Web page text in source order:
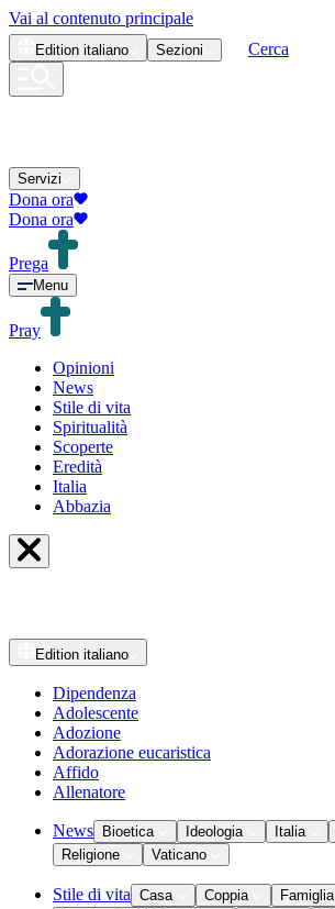
Vai al contenuto principale
Edition italiano Sezioni Cerca
Servizi
Dona ora
Dona ora
Prega
Menu
Pray
Opinioni
News
Stile di vita
Spiritualità
Scoperte
Eredità
Italia
Abbazia
Edition italiano
Dipendenza
Adolescente
Adozione
Adorazione eucaristica
Affido
Allenatore
News Bioetica Ideologia Italia
Religione
Vaticano
Stile di vita Casa Coppia
Famiglia